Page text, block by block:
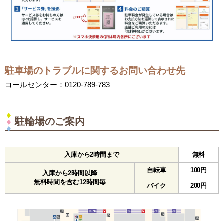
駐車場のトラブルに関するお問い合わせ先
コールセンター：0120-789-783
駐輪場のご案内
入庫から2時間まで 無料
入庫から2時間以降
無料時間を含む12時間毎
自転車 100円
バイク 200円